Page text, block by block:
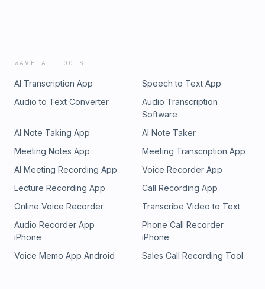
WAVE AI TOOLS
AI Transcription App
Speech to Text App
Audio to Text Converter
Audio Transcription
Software
AI Note Taking App
AI Note Taker
Meeting Notes App
Meeting Transcription App
AI Meeting Recording App
Voice Recorder App
Lecture Recording App
Call Recording App
Online Voice Recorder
Transcribe Video to Text
Audio Recorder App
iPhone
Phone Call Recorder
iPhone
Voice Memo App Android
Sales Call Recording Tool